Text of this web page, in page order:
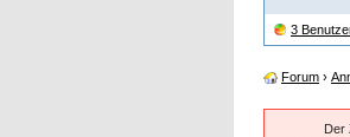
3
Forum ›
Der